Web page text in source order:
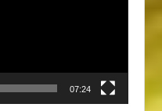
07:24